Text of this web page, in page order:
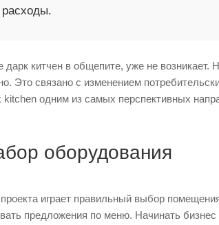
дарк китчен в общепите, уже не
Это связано с изменением
одним из самых перспективных
оборудования
играет правильный выбор
предложения по меню. Начинать